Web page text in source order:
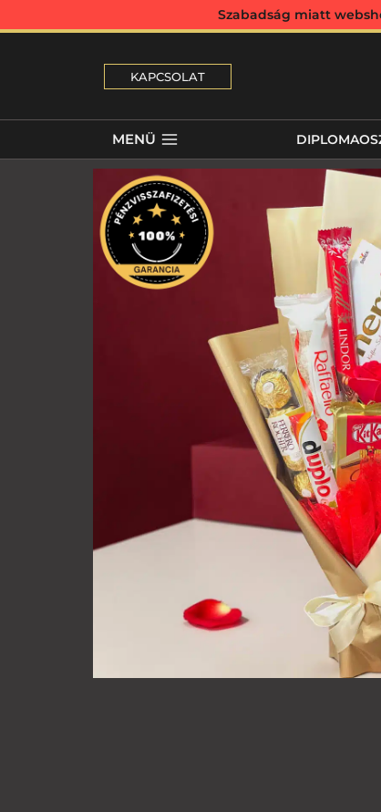
Szabadság miatt
KAPCSOLAT
MENÜ